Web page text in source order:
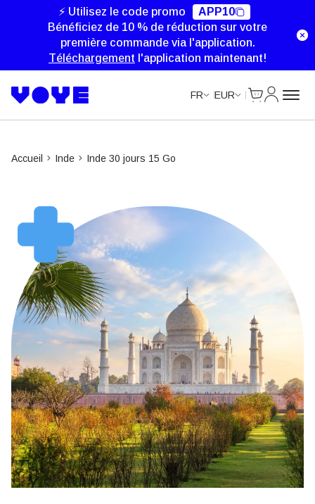
⚡ Utilisez le code promo
APP10
Bénéficiez de 10 % de réduction sur votre
première commande via l'application.
Téléchargement l'application maintenant!
FR EUR
Accueil Inde Inde 30 jours 15 Go
Unlimited Data
Unlimited Data
Unlimited Data
Unlimited Data